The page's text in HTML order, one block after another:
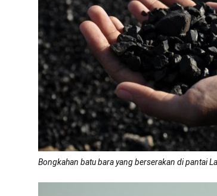
Bongkahan batu bara yang berserakan di pantai